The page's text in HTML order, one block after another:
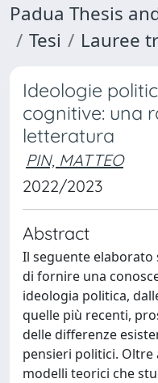
Padua Thesis
Tesi
Lauree
Ideologie
cognitive: una
letteratura
PIN, MATTEO
2022/2023
Abstract
Il seguente
di fornire una
ideologia politica,
quelle più recenti,
delle differenze
pensieri politici.
modelli teorici che